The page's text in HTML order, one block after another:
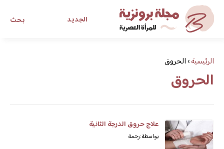
بحث الجديد
مجلة برونزية للفتاة العصريةالرئيسية›الحروق
الحروق
علاج حروق الدرجة الثانية
بواسطة: رحمة